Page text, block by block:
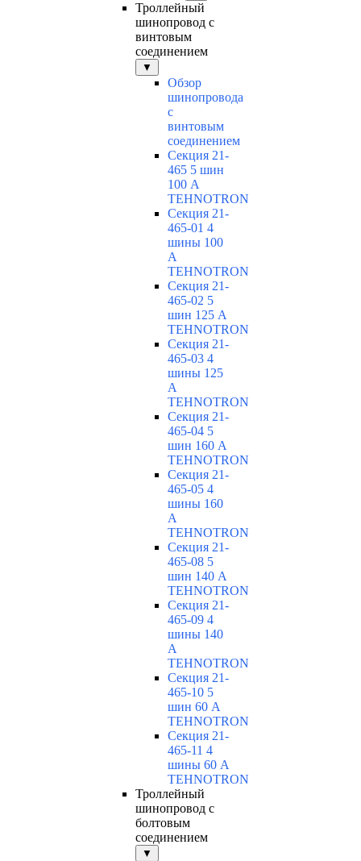
Троллейный
шинопровод с
винтовым
соединением
▼
Обзор
шинопровода
с
винтовым
соединением
Секция 21-
465 5 шин
100 А
TEHNOTRON
Секция 21-
465-01 4
шины 100
А
TEHNOTRON
Секция 21-
465-02 5
шин 125 А
TEHNOTRON
Секция 21-
465-03 4
шины 125
А
TEHNOTRON
Секция 21-
465-04 5
шин 160 А
TEHNOTRON
Секция 21-
465-05 4
шины 160
А
TEHNOTRON
Секция 21-
465-08 5
шин 140 А
TEHNOTRON
Секция 21-
465-09 4
шины 140
А
TEHNOTRON
Секция 21-
465-10 5
шин 60 А
TEHNOTRON
Секция 21-
465-11 4
шины 60 А
TEHNOTRON
Троллейный
шинопровод с
болтовым
соединением
▼